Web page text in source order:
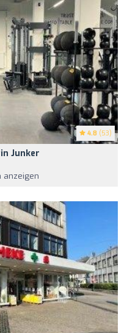
4.8 (53)
Junker
anzeigen